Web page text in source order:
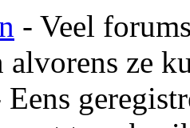
- Veel
alvorens ze
Eens